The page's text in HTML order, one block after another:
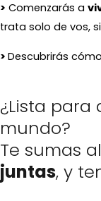
> Comenzarás a
trata solo de vos,
> Descubrirás
¿Lista
mundo?
Te sumas al
juntas, y